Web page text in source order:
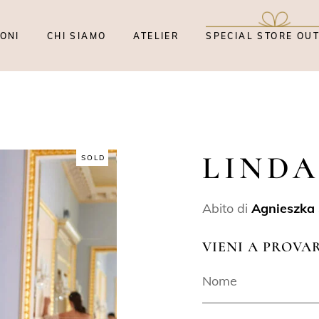
CHI SIAMO ATELIER SPECIAL STORE
SOLD LINDA
Abito di
VIENI A